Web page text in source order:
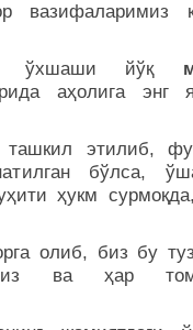
вазифаларимиз
ўхшаши йўқ
аҳолига энг
этилиб,
бўлса,
ҳукм
олиб, биз бу
ва ҳар